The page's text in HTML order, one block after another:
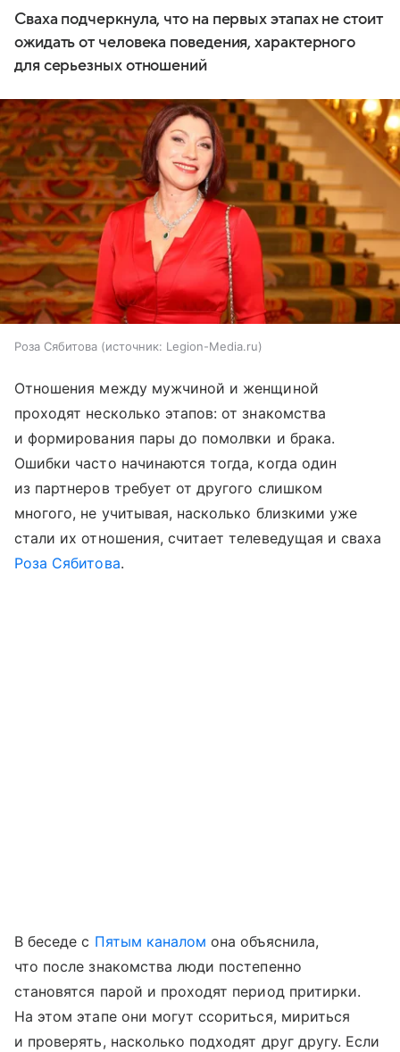
Сваха подчеркнула, что на первых этапах не стоит
ожидать от человека поведения, характерного
для серьезных отношений
Роза Сябитова источник: Legion-Media.ru
Отношения между мужчиной и женщиной
проходят несколько этапов: от знакомства
и формирования пары до помолвки и брака.
Ошибки часто начинаются тогда, когда один
из партнеров требует от другого слишком
многого, не учитывая, насколько близкими уже
стали их отношения, считает телеведущая и сваха
Роза Сябитова.
В беседе с Пятым каналом она объяснила,
что после знакомства люди постепенно
становятся парой и проходят период притирки.
На этом этапе они могут ссориться, мириться
и проверять, насколько подходят друг другу. Если